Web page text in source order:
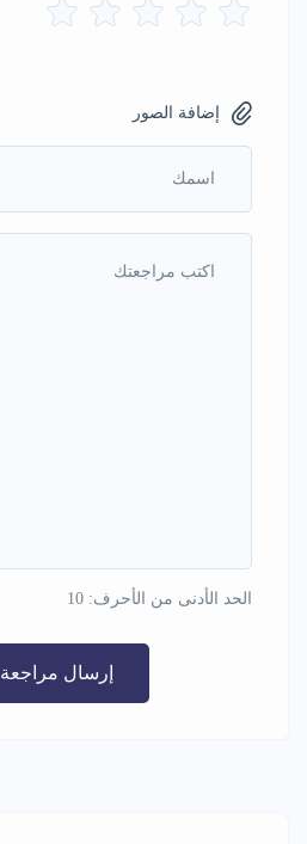
إضافة الصور
الحد الأدنى من الأحرف: 10
إرسال مراجعة